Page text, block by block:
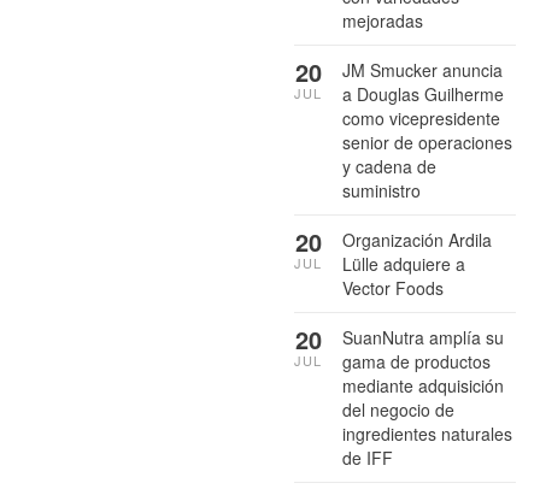
mejoradas
JM Smucker anuncia
a Douglas Guilherme
como vicepresidente
senior de operaciones
y cadena de
suministro
20
JUL
Organización Ardila
Lülle adquiere a
Vector Foods
20
JUL
SuanNutra amplía su
gama de productos
mediante adquisición
del negocio de
ingredientes naturales
de IFF
20
JUL